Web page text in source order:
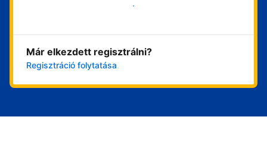
Vágjon bele most
Már elkezdett regisztrálni?
Regisztráció folytatása